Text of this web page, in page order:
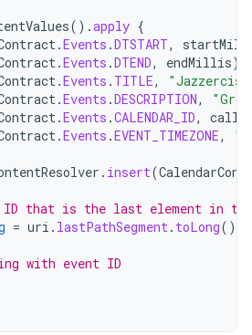
().apply {
.Events .DTSTART,
.Events .DTEND, endMillis)
.Events . TITLE,
.Events .DESCRIPTION,
.Events .CALENDAR_ID, calID
.Events .EVENT_TIMEZONE,
. insert(
that is the last element in
= uri . lastPathSegment. toLong()
with event ID